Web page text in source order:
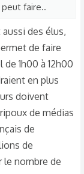
faire..
des élus,
de faire
1h00 à 12h00
en plus
doivent
de médias
de
de
nombre de